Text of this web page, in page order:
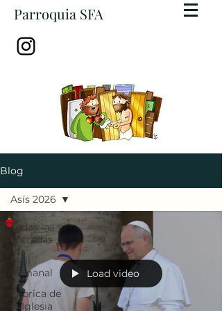
Parroquia SFA
Blog
Todas las
entradas
Mail
Semanal
Fábrica de
la Iglesia
Asís 2026
Load video